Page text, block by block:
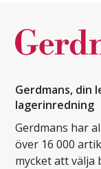
Gerdmans, din
lagerinredning
Gerdmans har
över 16 000
mycket att välja